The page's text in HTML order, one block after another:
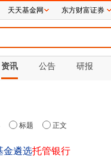
资讯 公告 研报
标题 正文
金遴选托管银行
天天基金网 东方财富证券